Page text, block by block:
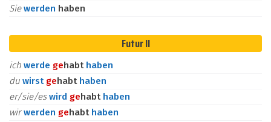
Siewerden haben
Futur II
ich werde gehabt haben
du wirst gehabt haben
er/sie/eswird gehabt haben
wirwerden gehabt haben